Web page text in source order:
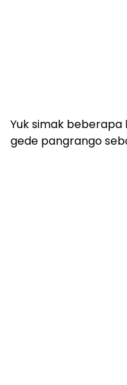
Yuk simak beberapa
gede pangrango